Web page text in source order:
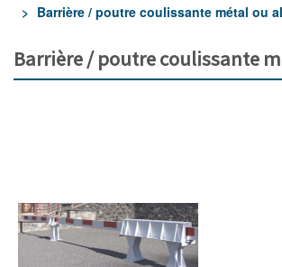
Barrière / poutre coulissante métal ou
Barrière / poutre coulissante